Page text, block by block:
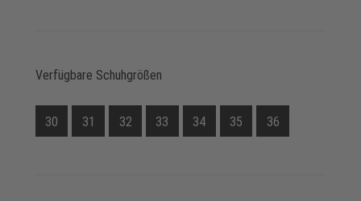
Verfügbare Schuhgrößen
30 31 32 33 34 35 36